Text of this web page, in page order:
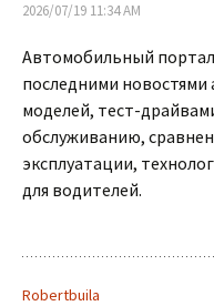
2026/07/19 11:34 AM
Автомобильный портал
последними
моделей, тест-
обслуживанию,
эксплуатации,
для водителей.
Robertbuila